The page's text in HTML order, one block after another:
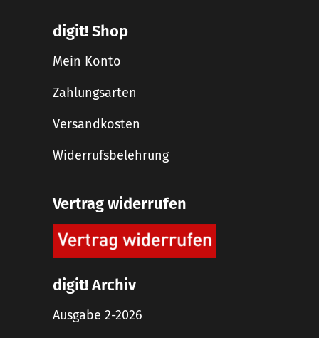
digit! Shop
Mein Konto
Zahlungsarten
Versandkosten
Widerrufsbelehrung
Vertrag widerrufen
digit! Archiv
Ausgabe 2-2026